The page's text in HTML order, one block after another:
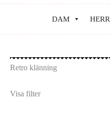
DAM HERR
Retro klänning
Visa filter